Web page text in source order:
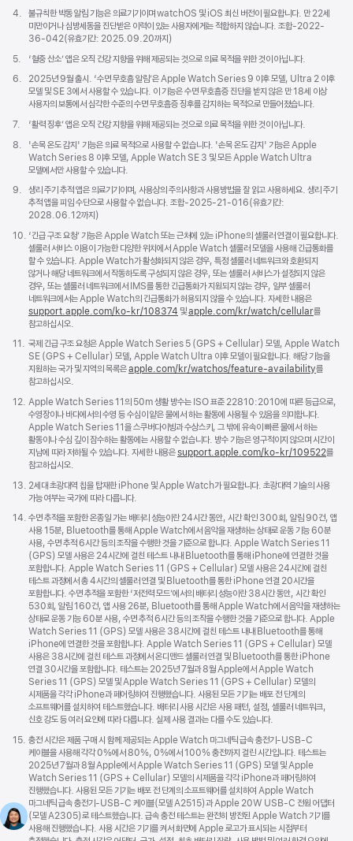
각주
4.
불규칙한 박동 알림 기능은 의료기기이며 watchOS 및 iOS 최신 버전이 필요합니다. 만 22세
미만이거나 심방세동을 진단받은 이력이 있는 사용자에게는 적합하지 않습니다. 조합-2022-
36-042(유효기간: 2025.09.20까지)
각주
5.
‘혈중 산소’ 앱은 오직 건강 지향을 위해 제공되는 것으로 의료 목적을 위한 것이 아닙니다.
각주
6.
2025년 9월 출시. ‘수면 무호흡 알림’은 Apple Watch Series 9 이후 모델, Ultra 2 이후
모델 및 SE 3에서 사용할 수 있습니다. 이 기능은 수면 무호흡증 진단을 받지 않은 만 18세 이상
사용자의 보통에서 심각한 수준의 수면 무호흡증 징후를 감지하는 목적으로 만들어졌습니다.
각주
7.
‘활력 징후’ 앱은 오직 건강 지향을 위해 제공되는 것으로 의료 목적을 위한 것이 아닙니다.
각주
8.
'손목 온도 감지' 기능은 의료 목적으로 사용할 수 없습니다. '손목 온도 감지' 기능은 Apple
Watch Series 8 이후 모델, Apple Watch SE 3 및 모든 Apple Watch Ultra
모델에서만 사용할 수 있습니다.
각주
9.
생리 주기 추적 앱은 의료기기이며, 사용상의 주의사항과 사용방법을 잘 읽고 사용하세요. 생리 주기
추적 앱을 피임 수단으로 사용할 수 없습니다. 조합-2025-21-016(유효기간:
2028.06.12까지)
각주
10. ‘긴급 구조 요청’ 기능은 Apple Watch 또는 근처에 있는 iPhone의 셀룰러 연결이 필요합니다.
셀룰러 서비스 이용이 가능한 다양한 위치에서 Apple Watch 셀룰러 모델을 사용해 긴급통화를
할 수 있습니다. Apple Watch가 활성화되지 않은 경우, 특정 셀룰러 네트워크와 호환되지
않거나 해당 네트워크에서 작동하도록 구성되지 않은 경우, 또는 셀룰러 서비스가 설정되지 않은
경우, 또는 셀룰러 네트워크에서 IMS를 통한 긴급통화가 지원되지 않는 경우, 일부 셀룰러
네트워크에서는 Apple Watch의 긴급통화가 허용되지 않을 수 있습니다. 자세한 내용은
support.apple.com/ko-kr/108374 (새
및apple.com/kr/watch/cellular를
참고하십시오.
각주
11. 국제 긴급 구조 요청은 Apple Watch Series 5 (GPS + Cellular) 모델, Apple Watch
SE (GPS + Cellular) 모델, Apple Watch Ultra 이후 모델이 필요합니다. 해당 기능을
지원하는 국가 및 지역의 목록은apple.com/kr/watchos/feature-availability를
참고하십시오.
각주
12. Apple Watch Series 11의 50m 생활 방수는 ISO 표준 22810:2010에 따른 등급으로,
수영장이나 바다에서의 수영 등 수심이 얕은 물에서 하는 활동에 사용될 수 있음을 의미합니다.
Apple Watch Series 11을 스쿠버다이빙과 수상스키, 그 밖에 유속이 빠른 물에서 하는
활동이나 수심 깊이 잠수하는 활동에는 사용할 수 없습니다. 방수 기능은 영구적이지 않으며 시간이
지남에 따라 저하될 수 있습니다. 자세한 내용은support.apple.com/ko-kr/109522를
참고하십시오.
각주
13. 2세대 초광대역 칩을 탑재한 iPhone 및 Apple Watch가 필요합니다. 초광대역 기술의 사용
가능 여부는 국가에 따라 다릅니다.
각주
14. 수면 추적을 포함한 온종일 가는 배터리 성능이란 24시간 동안, 시간 확인 300회, 알림 90건, 앱
사용 15분, Bluetooth를 통해 Apple Watch에서 음악을 재생하는 상태로 운동 기능 60분
사용, 수면 추적 6시간 등의 조작을 수행한 것을 기준으로 합니다. Apple Watch Series 11
(GPS) 모델 사용은 24시간에 걸친 테스트 내내 Bluetooth를 통해 iPhone에 연결한 것을
포함합니다. Apple Watch Series 11 (GPS + Cellular) 모델 사용은 24시간에 걸친
테스트 과정에서 총 4시간의 셀룰러 연결 및 Bluetooth를 통한 iPhone 연결 20시간을
포함합니다. 수면 추적을 포함한 ‘저전력 모드’에서의 배터리 성능이란 38시간 동안, 시간 확인
530회, 알림 160건, 앱 사용 26분, Bluetooth를 통해 Apple Watch에서 음악을 재생하는
상태로 운동 기능 60분 사용, 수면 추적 6시간 등의 조작을 수행한 것을 기준으로 합니다. Apple
Watch Series 11 (GPS) 모델 사용은 38시간에 걸친 테스트 내내 Bluetooth를 통해
iPhone에 연결한 것을 포함합니다. Apple Watch Series 11 (GPS + Cellular) 모델
사용은 38시간에 걸친 테스트 과정에서 온디맨드 셀룰러 연결 및 Bluetooth를 통한 iPhone
연결 30시간을 포함합니다. 테스트는 2025년 7월과 8월 Apple에서 Apple Watch
Series 11 (GPS) 모델 및 Apple Watch Series 11 (GPS + Cellular) 모델의
시제품을 각각 iPhone과 페어링하여 진행했습니다. 사용된 모든 기기는 배포 전 단계의
소프트웨어를 설치하여 테스트했습니다. 배터리 사용 시간은 사용 패턴, 설정, 셀룰러 네트워크,
신호 강도 등 여러 요인에 따라 다릅니다. 실제 사용 결과는 다를 수도 있습니다.
각주
15. 충전 시간은 제품 구매 시 함께 제공되는 Apple Watch 마그네틱 급속 충전기-USB-C
케이블을 사용해 각각 0%에서 80%, 0%에서 100% 충전까지 걸린 시간입니다. 테스트는
2025년 7월과 8월 Apple에서 Apple Watch Series 11 (GPS) 모델 및 Apple
Watch Series 11 (GPS + Cellular) 모델의 시제품을 각각 iPhone과 페어링하여
진행했습니다. 사용된 모든 기기는 배포 전 단계의 소프트웨어를 설치하여 Apple Watch
마그네틱 급속 충전기-USB-C 케이블(모델 A2515)과 Apple 20W USB-C 전원 어댑터
(모델 A2305)로 테스트했습니다. 급속 충전 테스트는 완전히 방전된 Apple Watch 기기를
사용해 진행했습니다. 사용 시간은 기기를 켜서 화면에 Apple 로고가 표시되는 시점부터